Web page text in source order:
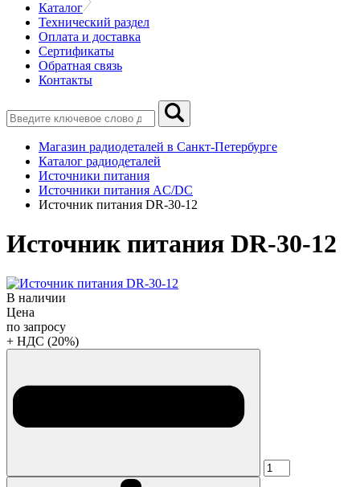
Каталог
Технический раздел
Оплата и доставка
Сертификаты
Обратная связь
Контакты
Магазин радиодеталей в Санкт-Петербурге
Каталог радиодеталей
Источники питания
Источники питания AC/DC
Источник питания DR-30-12
Источник питания DR-30-12
В наличии
Цена
по запросу
+ НДС (20%)